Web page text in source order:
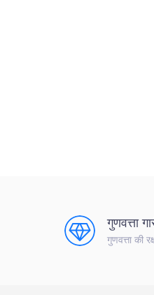
गुणवत्ता
गुणवत्ता की